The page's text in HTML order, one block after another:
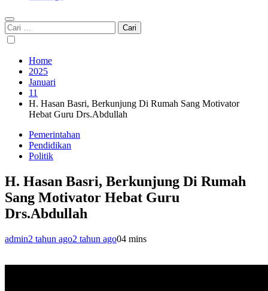
Cari
untuk:
Home
2025
Januari
11
H. Hasan Basri, Berkunjung Di Rumah Sang Motivator
Hebat Guru Drs.Abdullah
Pemerintahan
Pendidikan
Politik
H. Hasan Basri, Berkunjung Di Rumah
Sang Motivator Hebat Guru
Drs.Abdullah
admin2 tahun ago2 tahun ago04 mins